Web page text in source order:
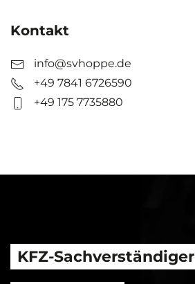
Kontakt
info@svhoppe.de
+49 7841 6726590
+49 175 7735880
KFZ-Sachverständiger